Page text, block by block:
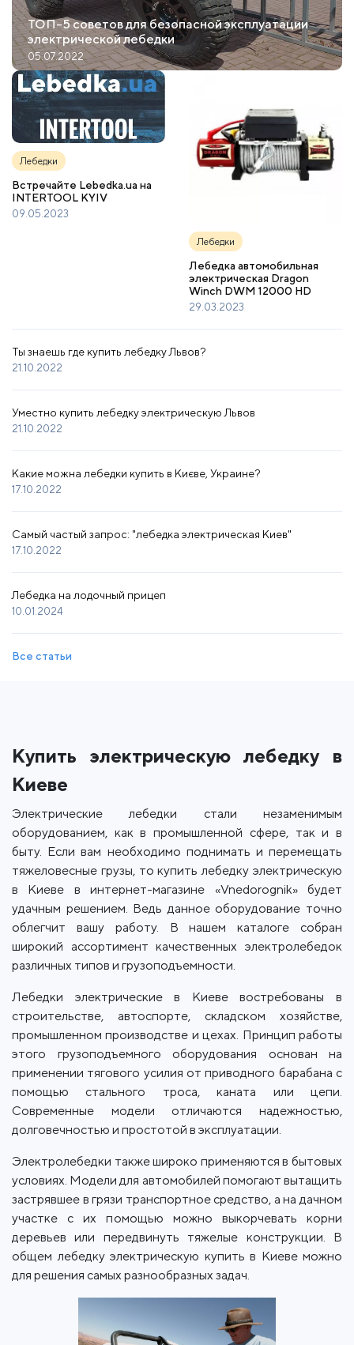
ТОП-5 советов для безопасной эксплуатации
электрической лебедки
05.07.2022
Лебедки
Встречайте Lebedka.ua на
INTERTOOL KYIV
09.05.2023
Лебедки
Лебедка автомобильная
электрическая Dragon
Winch DWM 12000 HD
29.03.2023
Ты знаешь где купить лебедку Львов?
21.10.2022
Уместно купить лебедку электрическую Львов
21.10.2022
Какие можна лебедки купить в Києве, Украине?
17.10.2022
Самый частый запрос: "лебедка электрическая Киев"
17.10.2022
Лебедка на лодочный прицеп
10.01.2024
Все статьи
Купить электрическую лебедку в
Киеве
Электрические лебедки стали незаменимым
оборудованием, как в промышленной сфере, так и в
быту. Если вам необходимо поднимать и перемещать
тяжеловесные грузы, то купить лебедку электрическую
в Киеве в интернет-магазине «Vnedorognik» будет
удачным решением. Ведь данное оборудование точно
облегчит вашу работу. В нашем каталоге собран
широкий ассортимент качественных электролебедок
различных типов и грузоподъемности.
Лебедки электрические в Киеве востребованы в
строительстве, автоспорте, складском хозяйстве,
промышленном производстве и цехах. Принцип работы
этого грузоподъемного оборудования основан на
применении тягового усилия от приводного барабана с
помощью стального троса, каната или цепи.
Современные модели отличаются надежностью,
долговечностью и простотой в эксплуатации.
Электролебедки также широко применяются в бытовых
условиях. Модели для автомобилей помогают вытащить
застрявшее в грязи транспортное средство, а на дачном
участке с их помощью можно выкорчевать корни
деревьев или передвинуть тяжелые конструкции. В
общем лебедку электрическую купить в Киеве можно
для решения самых разнообразных задач.